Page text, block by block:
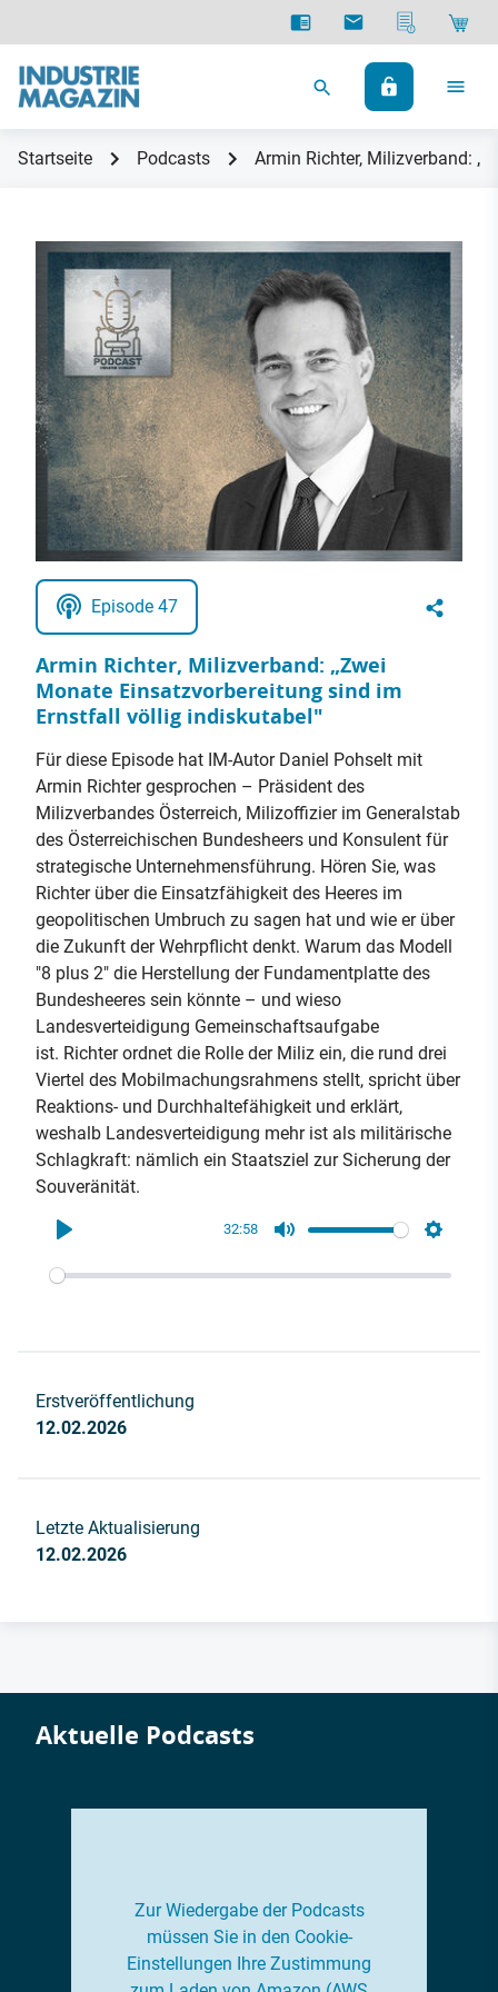
Startseite Podcasts Armin Richter, Milizverband:
Episode 47
Armin Richter, Milizverband: „Zwei
Monate Einsatzvorbereitung sind im
Ernstfall völlig indiskutabel"
Für diese Episode hat IM-Autor Daniel Pohselt mit
Armin Richter gesprochen – Präsident des
Milizverbandes Österreich, Milizoffizier im Generalstab
des Österreichischen Bundesheers und Konsulent für
strategische Unternehmensführung. Hören Sie, was
Richter über die Einsatzfähigkeit des Heeres im
geopolitischen Umbruch zu sagen hat und wie er über
die Zukunft der Wehrpflicht denkt. Warum das Modell
"8 plus 2" die Herstellung der Fundamentplatte des
Bundesheeres sein könnte – und wieso
Landesverteidigung Gemeinschaftsaufgabe
ist. Richter ordnet die Rolle der Miliz ein, die rund drei
Viertel des Mobilmachungsrahmens stellt, spricht über
Reaktions- und Durchhaltefähigkeit und erklärt,
weshalb Landesverteidigung mehr ist als militärische
Schlagkraft: nämlich ein Staatsziel zur Sicherung der
Souveränität.
32:58
Erstveröffentlichung
12.02.2026
Letzte Aktualisierung
12.02.2026
Aktuelle Podcasts
Zur Wiedergabe der Podcasts
müssen Sie in den Cookie-
Einstellungen Ihre Zustimmung